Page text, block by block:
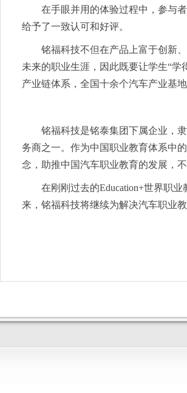
在手眼并用的体验过程中，参与
给予了一致认可和好评。
铭福科技不但在产品上富于创新
未来的职业生涯，因此既要让学生“
产业链体系，全国十余个汽车产业基
铭福科技是铭泰集团下属企业，
务商之一。作为中国职业教育体系中
念，助推中国汽车职业教育的发展，
在刚刚过去的Education+世界职
来，铭福科技将继续为解决汽车职业